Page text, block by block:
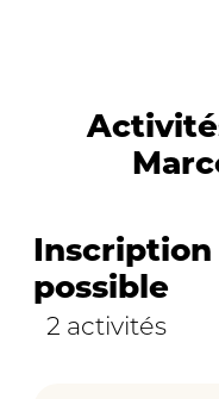
Inscription
possible
2 activités